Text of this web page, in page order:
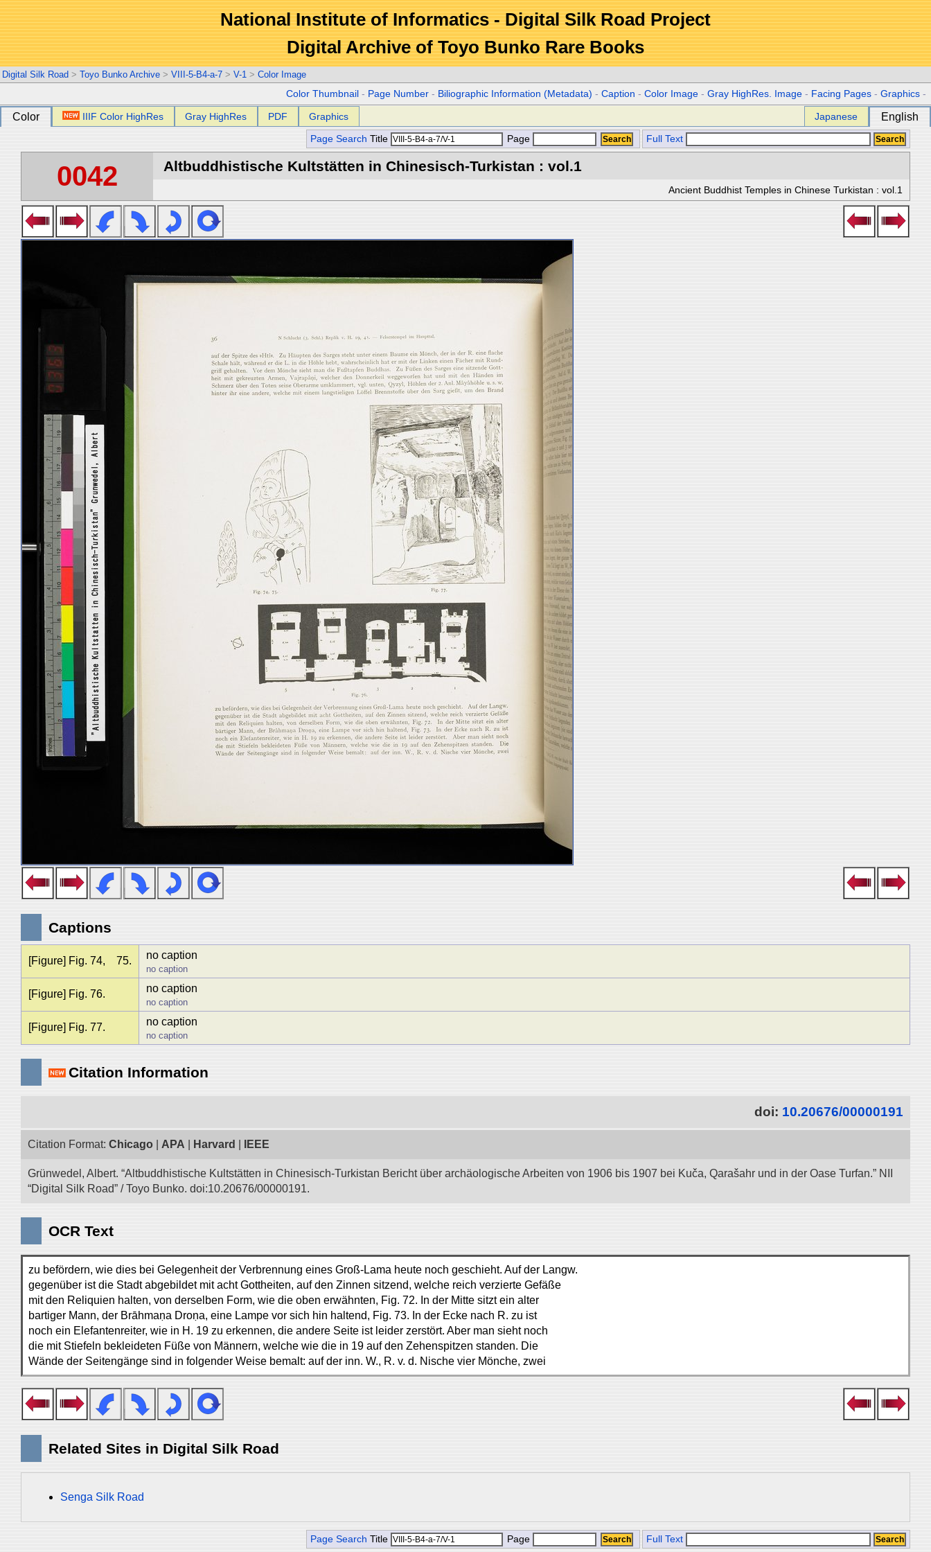
National Institute of Informatics - Digital Silk Road Project
Digital Archive of Toyo Bunko Rare Books
Digital Silk Road > Toyo Bunko Archive > VIII-5-B4-a-7 > V-1 > Color Image
Color Thumbnail - Page Number - Biliographic Information (Metadata) -Caption -Color Image -Gray HighRes. Image - Facing Pages -Graphics -
Color IIIF Color HighRes Gray HighRes PDF Graphics Japanese English
Page Search Title Page Full Text
0042 Altbuddhistische Kultstätten in Chinesisch-Turkistan : vol.1
Ancient Buddhist Temples in Chinese Turkistan : vol.1
Captions
[Figure] Fig. 74, 75. no caption
no caption
[Figure] Fig. 76. no caption
no caption
[Figure] Fig. 77. no caption
no caption
Citation Information
doi: 10.20676/00000191
Citation Format: Chicago APA Harvard IEEE
Grünwedel, Albert. “Altbuddhistische Kultstätten in Chinesisch-Turkistan Bericht über archäologische Arbeiten von 1906 bis 1907 bei Kuča, Qarašahr und in der Oase Turfan.” NII
“Digital Silk Road” / Toyo Bunko. doi:10.20676/00000191.
OCR Text
zu befördern, wie dies bei Gelegenheit der Verbrennung eines Groß-Lama heute noch geschieht. Auf der Langw.
gegenüber ist die Stadt abgebildet mit acht Gottheiten, auf den Zinnen sitzend, welche reich verzierte Gefäße
mit den Reliquien halten, von derselben Form, wie die oben erwähnten, Fig. 72. In der Mitte sitzt ein alter
bartiger Mann, der Brāhmaṇa Droṇa, eine Lampe vor sich hin haltend, Fig. 73. In der Ecke nach R. zu ist
noch ein Elefantenreiter, wie in H. 19 zu erkennen, die andere Seite ist leider zerstört. Aber man sieht noch
die mit Stiefeln bekleideten Füße von Männern, welche wie die in 19 auf den Zehenspitzen standen. Die
Wände der Seitengänge sind in folgender Weise bemalt: auf der inn. W., R. v. d. Nische vier Mönche, zwei
Related Sites in Digital Silk Road
Senga Silk Road
Page Search Title Page Full Text